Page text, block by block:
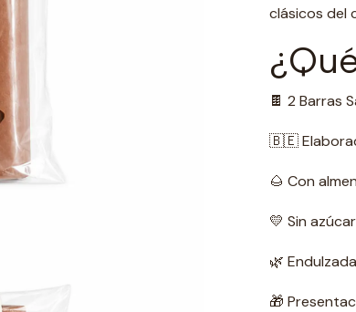
clásicos del
🍫 2 Barras
🇧🇪
🌰 Con
💛 Sin
🌿
🎁